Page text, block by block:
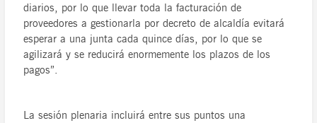
diarios, por lo que llevar toda la facturación de
proveedores a gestionarla por decreto de alcaldía evitará
esperar a una junta cada quince días, por lo que se
agilizará y se reducirá enormemente los plazos de los
pagos”.
La sesión plenaria incluirá entre sus puntos una